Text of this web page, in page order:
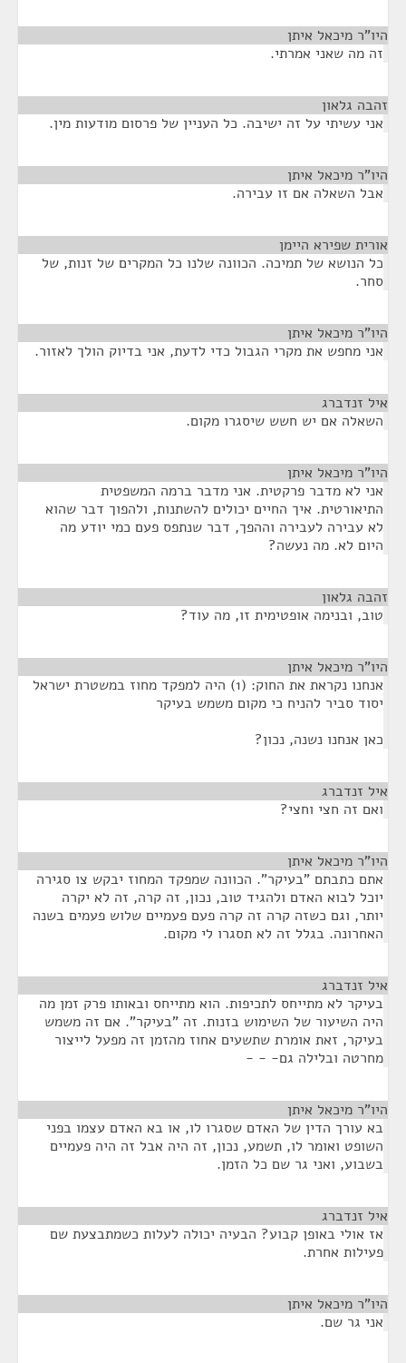
היו"ר מיכאל איתן
זה מה שאני אמרתי.
זהבה גלאון
אני עשיתי על זה ישיבה. כל העניין של פרסום מודעות מין.
היו"ר מיכאל איתן
אבל השאלה אם זו עבירה.
אורית שפירא היימן
כל הנושא של תמיכה. הכוונה שלנו כל המקרים של זנות, של
סחר.
היו"ר מיכאל איתן
אני מחפש את מקרי הגבול כדי לדעת, אני בדיוק הולך לאזור.
איל זנדברג
השאלה אם יש חשש שיסגרו מקום.
היו"ר מיכאל איתן
אני לא מדבר פרקטית. אני מדבר ברמה המשפטית
התיאורטית. איך החיים יכולים להשתנות, ולהפוך דבר שהוא
לא עבירה לעבירה וההפך, דבר שנתפס פעם כמי יודע מה
היום לא. מה נעשה?
זהבה גלאון
טוב, ובנימה אופטימית זו, מה עוד?
היו"ר מיכאל איתן
אנחנו נקראת את החוק: (1) היה למפקד מחוז במשטרת ישראל
יסוד סביר להניח כי מקום משמש בעיקר
כאן אנחנו נשנה, נכון?
איל זנדברג
ואם זה חצי וחצי?
היו"ר מיכאל איתן
אתם כתבתם "בעיקר". הכוונה שמפקד המחוז יבקש צו סגירה
יוכל לבוא האדם ולהגיד טוב, נכון, זה קרה, זה לא יקרה
יותר, וגם כשזה קרה זה קרה פעם פעמיים שלוש פעמים בשנה
האחרונה. בגלל זה לא תסגרו לי מקום.
איל זנדברג
בעיקר לא מתייחס לתכיפות. הוא מתייחס ובאותו פרק זמן מה
היה השיעור של השימוש בזנות. זה "בעיקר". אם זה משמש
בעיקר, זאת אומרת שתשעים אחוז מהזמן זה מפעל לייצור
מחרטה ובלילה גם- - -
היו"ר מיכאל איתן
בא עורך הדין של האדם שסגרו לו, או בא האדם עצמו בפני
השופט ואומר לו, תשמע, נכון, זה היה אבל זה היה פעמיים
בשבוע, ואני גר שם כל הזמן.
איל זנדברג
אז אולי באופן קבוע? הבעיה יכולה לעלות כשמתבצעת שם
פעילות אחרת.
היו"ר מיכאל איתן
אני גר שם.